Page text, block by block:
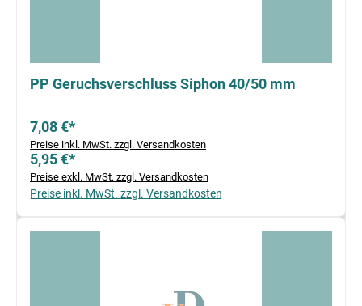
PP Geruchsverschluss Siphon 40/50 mm
7,08 €*
Preise inkl. MwSt. zzgl. Versandkosten
5,95 €*
Preise exkl. MwSt. zzgl. Versandkosten
Preise inkl. MwSt. zzgl. Versandkosten